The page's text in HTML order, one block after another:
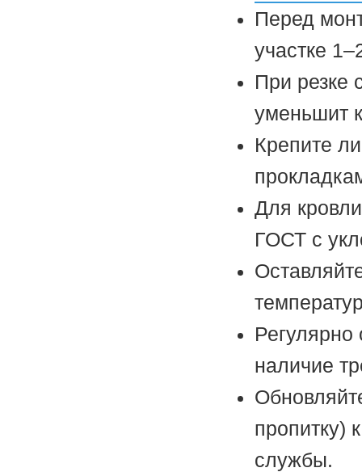
Перед
участке
При резке
уменьшит
Крепите
Для
ГОСТ с
Регулярно
наличие
пропитку)
службы.